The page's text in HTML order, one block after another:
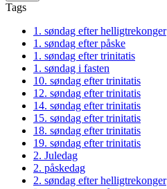
Tags
1. søndag efter helligtrekonger
1. søndag efter påske
1. søndag efter trinitatis
1. søndag i fasten
10. søndag efter trinitatis
12. søndag efter trinitatis
14. søndag efter trinitatis
15. søndag efter trinitatis
18. søndag efter trinitatis
19. søndag efter trinitatis
2. Juledag
2. påskedag
2. søndag efter helligtrekonger